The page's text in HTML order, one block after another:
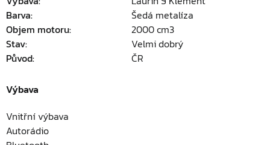
Barva:
Šedá metalíza
Objem motoru:
2000 cm3
Stav:
Velmi dobrý
Původ:
ČR
Výbava
Vnitřní výbava
Autorádio